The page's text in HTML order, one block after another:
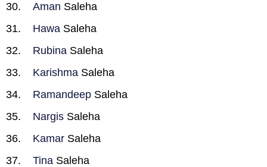
Aman Saleha
Hawa Saleha
Rubina Saleha
Karishma Saleha
Ramandeep Saleha
Nargis Saleha
Kamar Saleha
Tina Saleha